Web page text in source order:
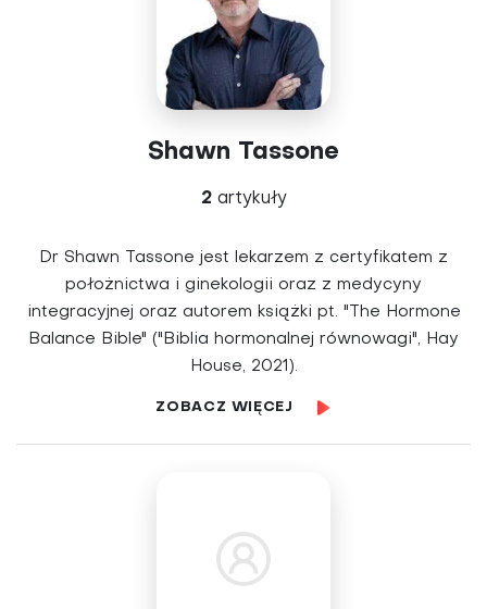
Shawn Tassone
2artykuły
Dr Shawn Tassone jest lekarzem z certyfikatem z
położnictwa i ginekologii oraz z medycyny
integracyjnej oraz autorem książki pt. "The Hormone
Balance Bible" ("Biblia hormonalnej równowagi", Hay
House, 2021).
ZOBACZ WIĘCEJ